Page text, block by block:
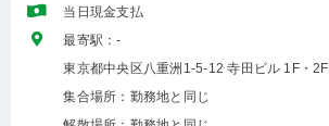
当日現金支払
最寄駅：-
東京都中央区八重洲1-5-12 寺田ビル 1F・2F
集合場所：勤務地と同じ